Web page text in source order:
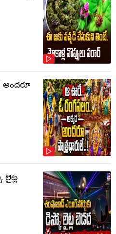
అందరూ